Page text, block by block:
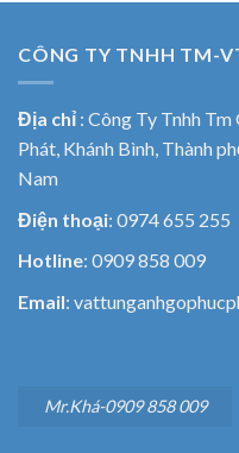
CÔNG TY TNHH TM-
Địa chỉ : Công Ty Tnhh Tm
Phát, Khánh Bình, Thành
Nam
Điện thoại: 0974 655 255
Hotline: 0909 858 009
Email:
Mr.Khá-0909 858 009